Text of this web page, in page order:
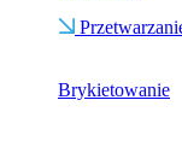
Brykietowanie